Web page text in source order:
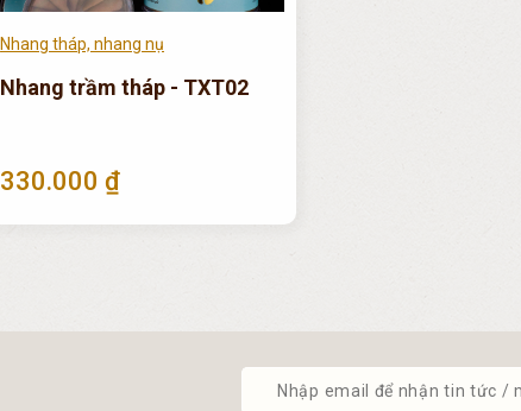
Nhang tháp, nhang nụ
Nhang trầm tháp - TXT02
330.000 ₫